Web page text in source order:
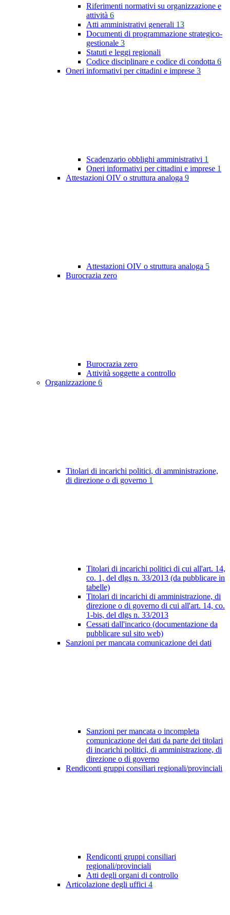
Riferimenti normativi su organizzazione e
attività 6
Atti amministrativi generali 13
Documenti di programmazione strategico-
gestionale 3
Statuti e leggi regionali
Codice disciplinare e codice di condotta 6
Oneri informativi per cittadini e imprese 3
Scadenzario obblighi amministrativi 1
Oneri informativi per cittadini e imprese 1
Attestazioni OIV o struttura analoga 9
Attestazioni OIV o struttura analoga 5
Burocrazia zero
Burocrazia zero
Attività soggette a controllo
Organizzazione 6
Titolari di incarichi politici, di amministrazione,
di direzione o di governo 1
Titolari di incarichi politici di cui all'art. 14,
co. 1, del dlgs n. 33/2013 (da pubblicare in
tabelle)
Titolari di incarichi di amministrazione, di
direzione o di governo di cui all'art. 14, co.
1-bis, del dlgs n. 33/2013
Cessati dall'incarico (documentazione da
pubblicare sul sito web)
Sanzioni per mancata comunicazione dei dati
Sanzioni per mancata o incompleta
comunicazione dei dati da parte dei titolari
di incarichi politici, di amministrazione, di
direzione o di governo
Rendiconti gruppi consiliari regionali/provinciali
Rendiconti gruppi consiliari
regionali/provinciali
Atti degli organi di controllo
Articolazione degli uffici 4